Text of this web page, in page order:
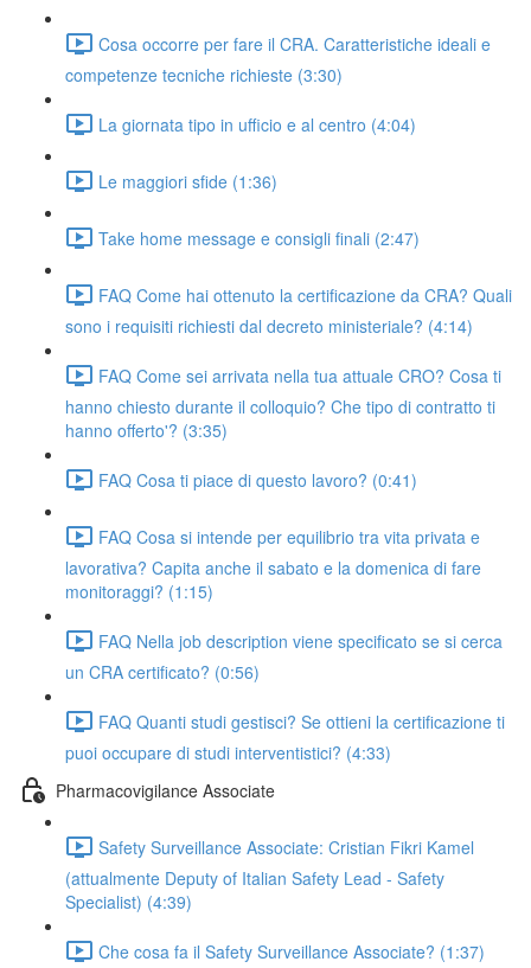
Cosa occorre per fare il CRA. Caratteristiche ideali e
competenze tecniche richieste (3:30)
La giornata tipo in ufficio e al centro (4:04)
Le maggiori sfide (1:36)
Take home message e consigli finali (2:47)
FAQ Come hai ottenuto la certificazione da CRA? Quali
sono i requisiti richiesti dal decreto ministeriale? (4:14)
FAQ Come sei arrivata nella tua attuale CRO? Cosa ti
hanno chiesto durante il colloquio? Che tipo di contratto ti
hanno offerto'? (3:35)
FAQ Cosa ti piace di questo lavoro? (0:41)
FAQ Cosa si intende per equilibrio tra vita privata e
lavorativa? Capita anche il sabato e la domenica di fare
monitoraggi? (1:15)
FAQ Nella job description viene specificato se si cerca
un CRA certificato? (0:56)
FAQ Quanti studi gestisci? Se ottieni la certificazione ti
puoi occupare di studi interventistici? (4:33)
Pharmacovigilance Associate
Safety Surveillance Associate: Cristian Fikri Kamel
(attualmente Deputy of Italian Safety Lead - Safety
Specialist) (4:39)
Che cosa fa il Safety Surveillance Associate? (1:37)